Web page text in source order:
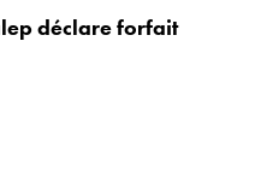
déclare forfait